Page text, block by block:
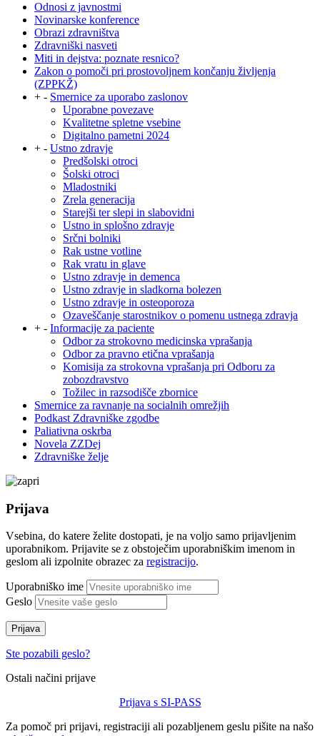
Odnosi z javnostmi
Novinarske konference
Obrazi zdravništva
Zdravniški nasveti
Miti in dejstva: poznate resnico?
Zakon o pomoči pri prostovoljnem končanju življenja
(ZPPKŽ)
+ - Smernice za uporabo zaslonov
Uporabne povezave
Kvalitetne spletne vsebine
Digitalno pametni 2024
+ - Ustno zdravje
Predšolski otroci
Šolski otroci
Mladostniki
Zrela generacija
Starejši ter slepi in slabovidni
Ustno in splošno zdravje
Srčni bolniki
Rak ustne votline
Rak vratu in glave
Ustno zdravje in demenca
Ustno zdravje in sladkorna bolezen
Ustno zdravje in osteoporoza
Ozaveščanje starostnikov o pomenu ustnega zdravja
+ - Informacije za paciente
Odbor za strokovno medicinska vprašanja
Odbor za pravno etična vprašanja
Komisija za strokovna vprašanja pri Odboru za
zobozdravstvo
Tožilec in razsodišče zbornice
Smernice za ravnanje na socialnih omrežjih
Podkast Zdravniške zgodbe
Paliativna oskrba
Novela ZZDej
Zdravniške želje
Prijava
Vsebina, do katere želite dostopati, je na voljo samo prijavljenim
uporabnikom. Prijavite se z obstoječim uporabniškim imenom in
geslom ali izpolnite obrazec za registracijo.
Uporabniško ime
Geslo
Prijava
Ste pozabili geslo?
Ostali načini prijave
Prijava s SI-PASS
Za pomoč pri prijavi, registraciji ali pozabljenem geslu pišite na našo